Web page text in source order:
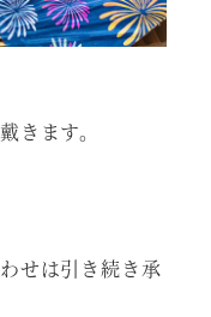
きます。
せは引き続き承